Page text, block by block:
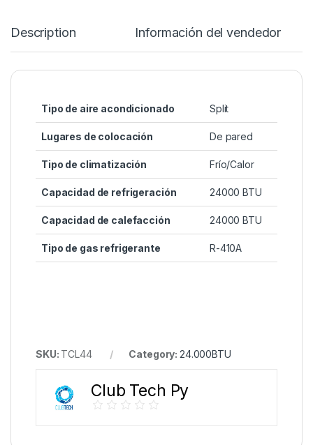
Description Información del vendedor
Tipo de aire acondicionado Split
Lugares de colocación De pared
Tipo de climatización Frío/Calor
Capacidad de refrigeración 24000 BTU
Capacidad de calefacción 24000 BTU
Tipo de gas refrigerante R-410A
SKU: TCL44 Category: 24.000BTU
Club Tech Py